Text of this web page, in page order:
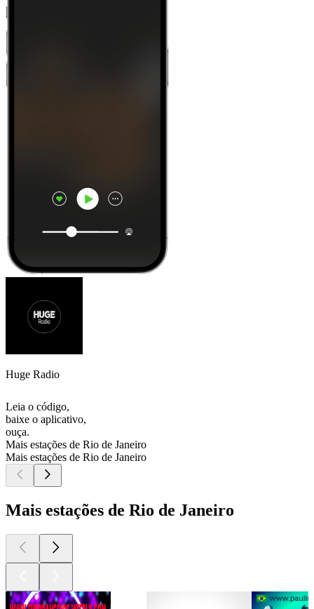
Huge Radio
Leia o código,
baixe o aplicativo,
ouça.
Mais estações de Rio de Janeiro
Mais estações de Rio de Janeiro
Mais estações de Rio de Janeiro